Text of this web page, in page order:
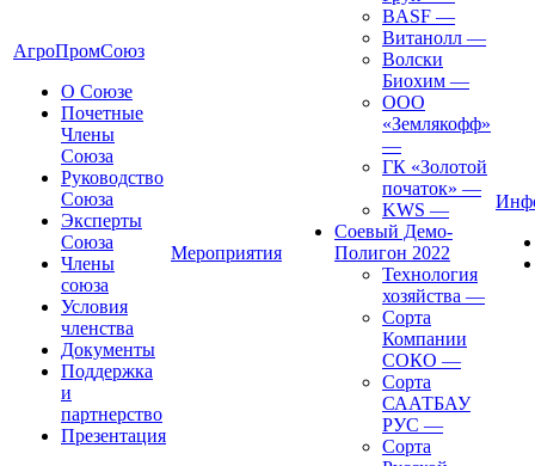
АгроПромСоюз
О Союзе
Почетные
Члены
Союза
Руководство
Союза
Эксперты
Союза
Члены
союза
Условия
членства
Документы
Поддержка
и
партнерство
Презентация
Мероприятия
BASF —
Витанолл —
Волски
Биохим —
ООО
«Землякофф»
—
ГК «Золотой
початок» —
KWS —
Соевый Демо-
Полигон 2022
Технология
хозяйства —
Сорта
Компании
СОКО —
Сорта
СААТБАУ
РУС —
Сорта